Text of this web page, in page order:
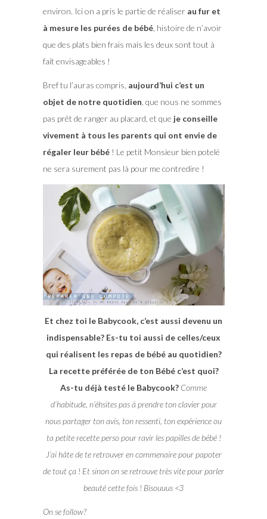
environ. Ici on a pris le partie de réaliser au fur et
à mesure les purées de bébé, histoire de n’avoir
que des plats bien frais mais les deux sont tout à
fait envisageables !
Bref tu l’auras compris, aujourd’hui c’est un
objet de notre quotidien , que nous ne sommes
pas prêt de ranger au placard, et que je conseille
vivement à tous les parents qui ont envie de
régaler leur bébé! Le petit Monsieur bien potelé
ne sera surement pas là pour me contredire !
Et chez toi le Babycook, c’est aussi devenu un
indispensable? Es-tu toi aussi de celles/ceux
qui réalisent les repas de bébé au quotidien?
La recette préférée de ton Bébé c’est quoi?
As-tu déjà testé le Babycook? Comme
d’habitude, n’éhsites pas à prendre ton clavier pour
nous partager ton avis, ton ressenti, ton expérience ou
ta petite recette perso pour ravir les papilles de bébé !
J’ai hâte de te retrouver en commenaire pour papoter
de tout ça ! Et sinon on se retrouve très vite pour parler
beauté cette fois ! Bisouuus <3
On se follow?